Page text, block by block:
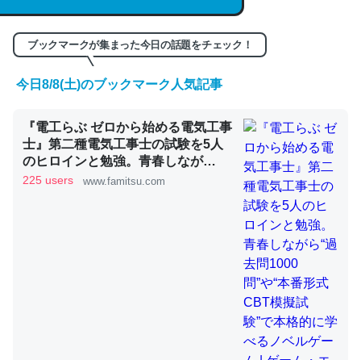
─GPTの仕組みと限界についての考察（１） - conceptualization
くらい。小説でいう「ずっと前の伏線」は回収されないけ
ど、短期記憶というには多い分量。進化すればするほど分
かりやすく強くなりそう
─GPTの仕組みと限界についての考察（１） - conceptualization
昆虫ってカルシウム少ないのか。知らんかった。調べたら
コオロギのカルシウム分はエビの600分の1程度。
─ニュース :: 【研究発表】昆虫学の大問題＝「昆虫はなぜ海にいな
ブックマークが集まった今日の話題をチェック！
今日8/8(土)のブックマーク人気記事
『電工らぶ ゼロから始める電気工事
士』第二種電気工事士の試験を5人
のヒロインと勉強。青春しなが
ら“過去問1000問”や“本番形式CBT
225 users www.famitsu.com